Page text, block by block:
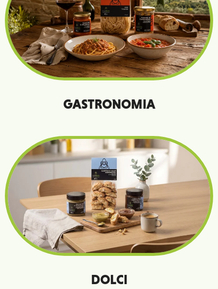
GASTRONOMIA
Tradizione e innovazione
In ogni sapore
DOLCI
Piccoli piaceri
Grande gusto